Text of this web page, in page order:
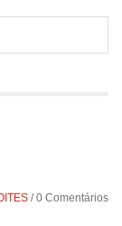
/0 Comentários